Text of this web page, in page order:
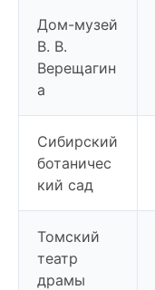
Дом-музей
В. В.
Верещагин
а
Сибирский
ботаничес
кий сад
Томский
театр
драмы